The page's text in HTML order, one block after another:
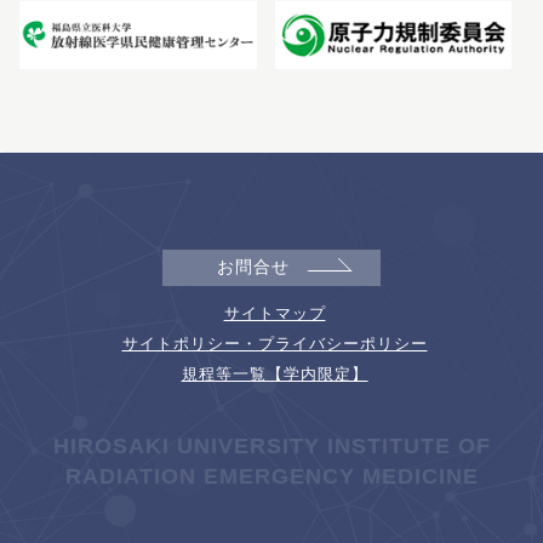
お問合せ
サイトマップ
サイトポリシー・プライバシーポリシー
規程等一覧【学内限定】
HIROSAKI UNIVERSITY INSTITUTE OF
RADIATION EMERGENCY MEDICINE